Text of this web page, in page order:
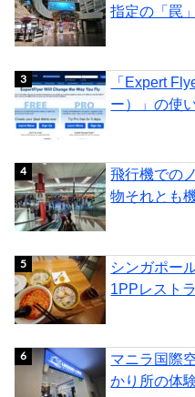
指定の「罠
「Expert
ー）」の使
飛行機での
物それとも
シンガポー
1PPレスト
マニラ国際
かり所の体